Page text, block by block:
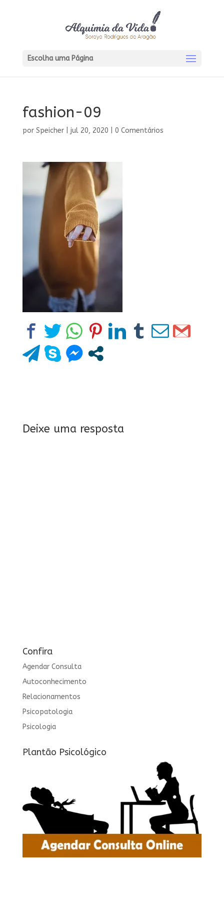
Escolha uma Página
fashion-09
por Speicher| jul 20, 2020 0 Comentários
Deixe uma resposta
Confira
Agendar Consulta
Autoconhecimento
Relacionamentos
Psicopatologia
Psicologia
Plantão Psicológico